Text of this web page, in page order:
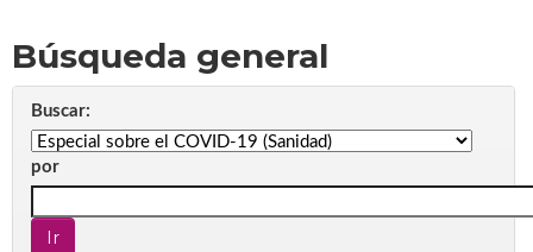
Búsqueda general
Buscar:
por